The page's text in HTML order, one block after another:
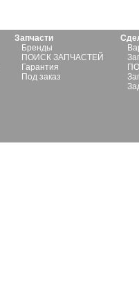
Запчасти
Бренды
ПОИСК ЗАПЧАСТЕЙ
Гарантия
Под заказ